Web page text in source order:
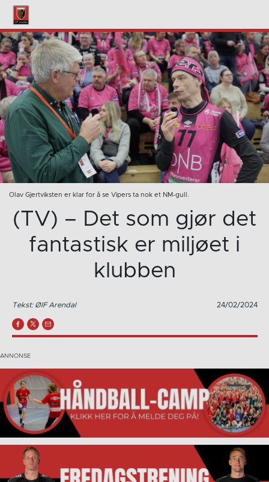
Olav Gjertviksten er klar for å se Vipers ta nok et NM-gull.
(TV) – Det som gjør det
fantastisk er miljøet i
klubben
Tekst: ØIF Arendal 24/02/2024